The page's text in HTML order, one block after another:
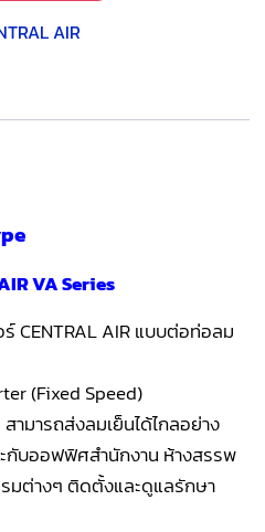
AIR
VA Series
CENTRAL AIR แบบต่อท่อลม
(Fixed Speed)
ามารถส่งลมเย็นได้ไกลอย่าง
กับออฟฟิศสำนักงาน ห้างสรรพ
มต่างๆ ติดตั้งและดูแลรักษา